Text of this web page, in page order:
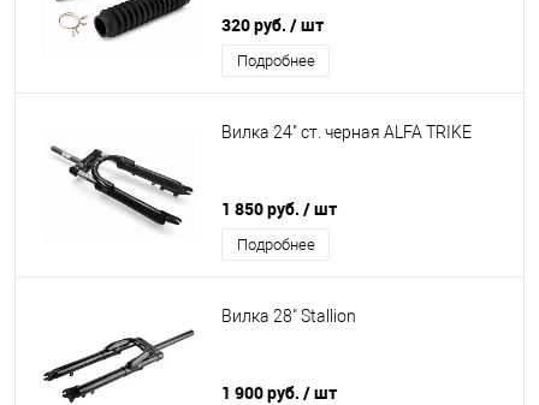
320 руб. / шт
Подробнее
Вилка 24" ст. черная ALFA TRIKE
1 850 руб. / шт
Подробнее
Вилка 28" Stallion
1 900 руб. / шт